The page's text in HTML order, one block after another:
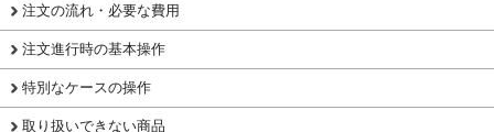
注文の流れ・必要な費用
注文進行時の基本操作
特別なケースの操作
取り扱いできない商品